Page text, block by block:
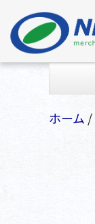
ホーム /